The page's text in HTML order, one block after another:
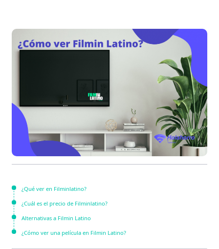
¿Qué ver en Filminlatino?
¿Cuál es el precio de Filminlatino?
Alternativas a Filmin Latino
¿Cómo ver una película en Filmin Latino?